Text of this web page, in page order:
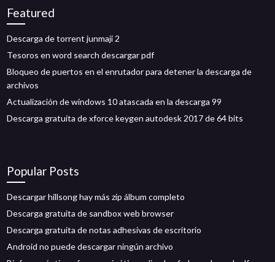
Featured
Descarga de torrent junmaji 2
Tesoros en word search descargar pdf
Bloqueo de puertos en el enrutador para detener la descarga de
archivos
Actualización de windows 10 atascada en la descarga 99
Descarga gratuita de xforce keygen autodesk 2017 de 64 bits
Popular Posts
Descargar hillsong hay más zip álbum completo
Descarga gratuita de sandbox web browser
Descarga gratuita de notas adhesivas de escritorio
Android no puede descargar ningún archivo